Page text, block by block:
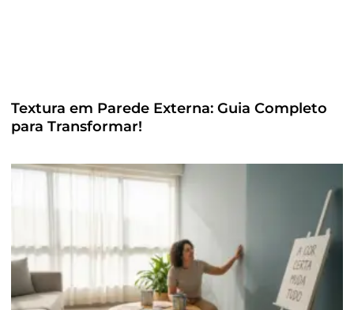
Textura em Parede Externa: Guia Completo
para Transformar!